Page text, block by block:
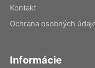
Kontakt
Ochrana osobných
Informácie